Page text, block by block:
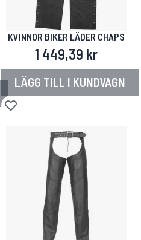
KVINNOR BIKER LÄDER CHAPS
1 449,39 kr
LÄGG TILL I KUNDVAGN
Lägg till i önskelista